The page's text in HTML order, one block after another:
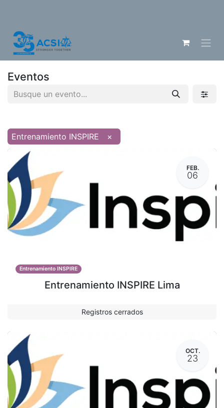
Eventos
Entrenamiento INSPIRE ×
FEB.
06
Entrenamiento INSPIRE
Entrenamiento INSPIRE Lima
Registros cerrados
OCT.
23